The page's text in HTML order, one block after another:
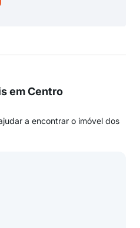
em Centro
a encontrar o imóvel dos